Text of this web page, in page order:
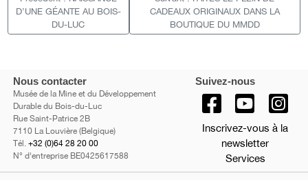
D’UNE GÉANTE AU BOIS-
DU-LUC
CADEAUX ORIGINAUX DANS LA
BOUTIQUE DU MMDD
Nous contacter
Musée de la Mine et du Développement
Durable du Bois-du-Luc
Rue Saint-Patrice 2B
7110 La Louvière (Belgique)
Tél. +32 (0)64 28 20 00
N° d'entreprise BE0425617588
Suivez-nous
Inscrivez-vous à la
newsletter
Services